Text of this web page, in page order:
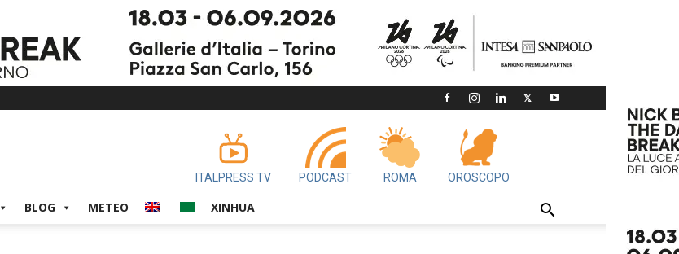
ITALPRESS TV PODCAST ROMA OROSCOPO
BLOG METEO XINHUA